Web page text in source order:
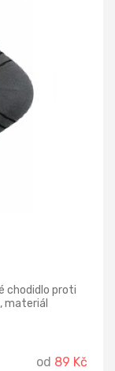
chodidlo proti
materiál
od 89 Kč